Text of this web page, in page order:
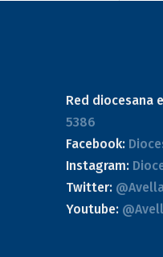
Red diocesana
5386
Facebook:
Instagram:
Twitter:
Youtube: